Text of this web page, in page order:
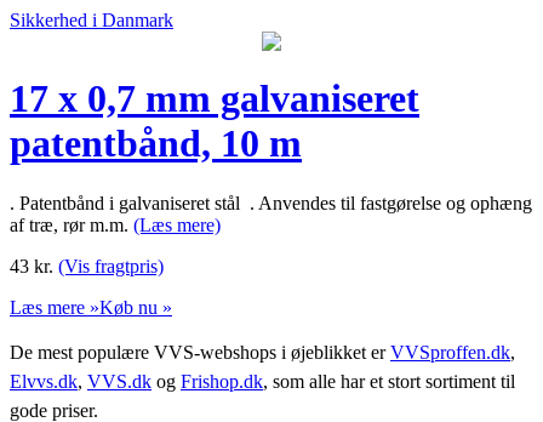
Sikkerhed i Danmark
17 x 0,7 mm galvaniseret
patentbånd, 10 m
. Patentbånd i galvaniseret stål . Anvendes til fastgørelse og ophæng
af træ, rør m.m. (Læs mere)
43 kr. (Vis fragtpris)
Læs mere »Køb nu »
De mest populære VVS-webshops i øjeblikket erVVSproffen.dk,
Elvvs.dk, VVS.dk og Frishop.dk, som alle har et stort sortiment til
gode priser.